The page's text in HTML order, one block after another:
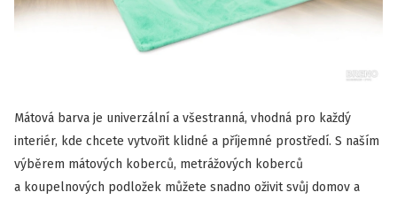
Mátová barva je univerzální a všestranná, vhodná pro každý
interiér, kde chcete vytvořit klidné a příjemné prostředí. S naším
výběrem mátových koberců, metrážových koberců
a koupelnových podložek můžete snadno oživit svůj domov a